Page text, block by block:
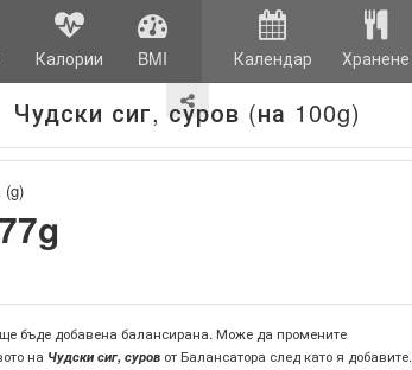
Калории BMI Календар Хранене
Чудски сиг, суров (на 100g)
бъде добавена балансирана. Може да промените
на Чудски сиг, суровот Балансатора след като я добавите.